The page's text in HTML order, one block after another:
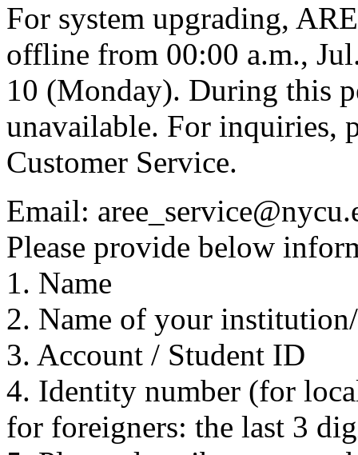
For system upgrading,
offline from 00:00 a.m.,
10 (Monday). During this
unavailable. For inquiries,
Customer Service.
Email:
Please provide below
1. Name
2. Name of your
3. Account / Student ID
4. Identity number (for
for foreigners: the last 3